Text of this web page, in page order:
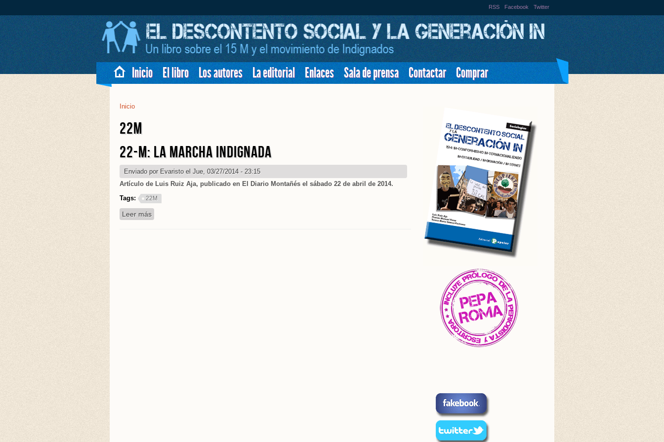
RSS Facebook Twitter
Inicio El libro Los autores La editorial Enlaces Sala de prensa Contactar Comprar
Se Encuentra Usted Aquí
Inicio
22M
22-M: LA MARCHA INDIGNADA
Enviado por Evaristo el Jue, 03/27/2014 - 23:15
Artículo de Luis Ruiz Aja, publicado en El Diario Montañés el sábado 22 de abril de 2014.
Tags:
22M
Leer más